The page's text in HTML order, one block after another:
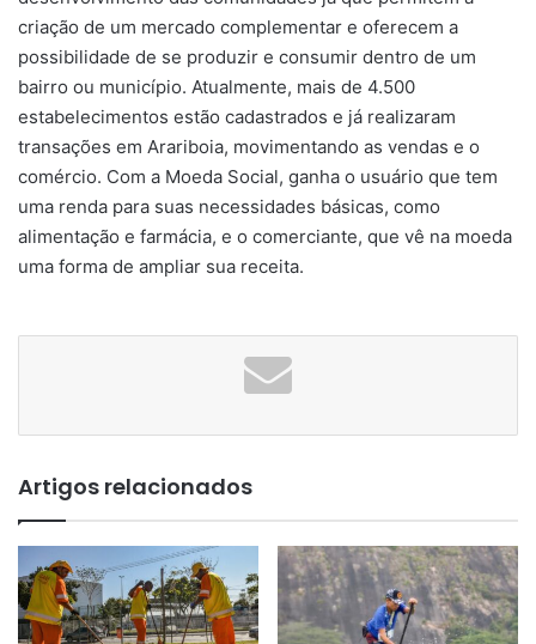
criação de um mercado complementar e oferecem a
possibilidade de se produzir e consumir dentro de um
bairro ou município. Atualmente, mais de 4.500
estabelecimentos estão cadastrados e já realizaram
transações em Arariboia, movimentando as vendas e o
comércio. Com a Moeda Social, ganha o usuário que tem
uma renda para suas necessidades básicas, como
alimentação e farmácia, e o comerciante, que vê na moeda
uma forma de ampliar sua receita.
Artigos relacionados